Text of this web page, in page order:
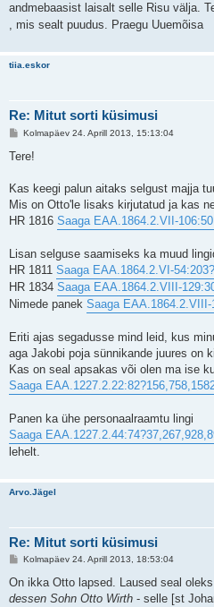
i
t
u
andmebaasist laisalt selle Risu välja.
, mis sealt puudus. Praegu Uuemõisa
tiia.eskor
Re: Mitut sorti küsimusi
P
s
t
s
Kolmapäev 24. Aprill 2013, 15:13:04
Tere!
Kas keegi palun aitaks selgust majja
Mis on Otto'le lisaks kirjutatud ja kas
HR 1816 Saaga EAA.1864.2.VII-
Lisan selguse saamiseks ka muud
HR 1811 Saaga EAA.1864.2.VI-
HR 1834 Saaga EAA.1864.2.VIII-
Nimede panek Saaga EAA.1864.2.VIII-
Eriti ajas segadusse mind leid, kus
aga Jakobi poja sünnikande juures on
Kas on seal apsakas või olen ma ise
Saaga
Panen ka ühe personaalraamtu lingi
Saaga
lehelt.
Arvo.Jägel
Re: Mitut sorti küsimusi
P
s
i
Kolmapäev 24. Aprill 2013, 18:53:04
On ikka Otto lapsed. Laused seal
dessen Sohn Otto Wirth - selle [st